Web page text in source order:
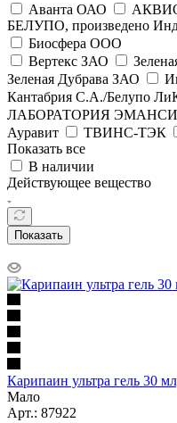
Аванта ОАО
БЕЛУПО, произведено
Биосфера ООО
Вертекс ЗАО
Зеленая Дубрава ЗАО
Кантабрия С.А./Белупо
ЛАБОРАТОРИЯ ЭМАНСИ
Ауравит
ТВИНС-ТЭК
Показать все
В наличии
Действующее вещество
Показать
Карипаин ультра гель
Мало
Арт.: 87922